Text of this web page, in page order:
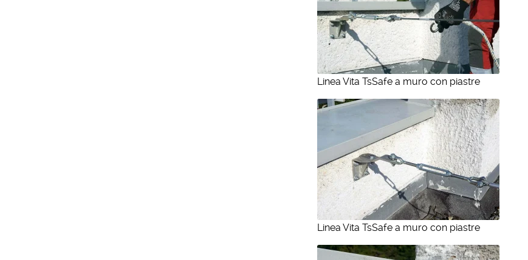
Linea Vita TsSafe a muro con piastre
Linea Vita TsSafe a muro con piastre